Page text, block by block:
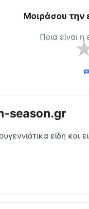
Μοιράσου την
Ποια είναι η
season.gr
είδη